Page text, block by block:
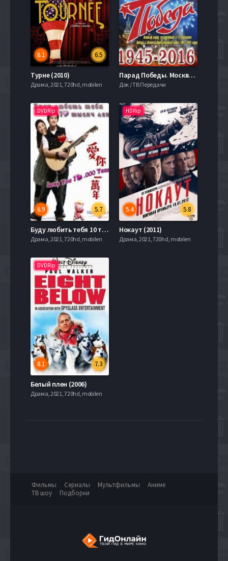
6.5
6.1
Турне (2010)
Драма, 2021, 720hd, mobilen
Парад Победы. Москва. Красная площадь (2016)
Док / ТВ Передачи
DVDRip
5.7
6.9
Буду любить тебя 10 тысяч лет (2010)
Драма, 2021, 720hd, mobilen
HDRip
5.8
5.4
Нокаут (2011)
Драма, 2021, 720hd, mobilen
DVDRip
7.3
8.1
Белый плен (2006)
Драма, 2021, 720hd, mobilen
Фильмы Сериалы Мультфильмы
Аниме
ТВ шоу
Подборки